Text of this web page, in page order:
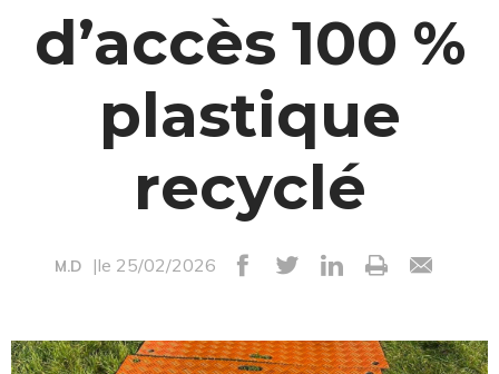
d’accès 100 %
plastique
recyclé
M.D |le 25/02/2026